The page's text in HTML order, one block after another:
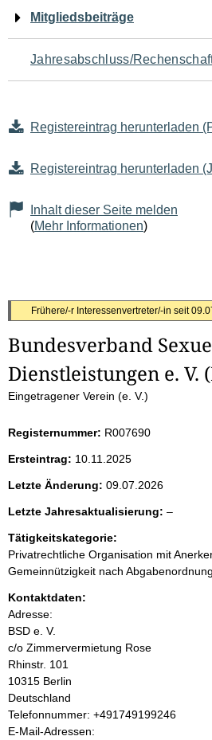
Mitgliedsbeiträge
Jahresabschluss/
Registereintrag herunterladen
Registereintrag herunterladen
Inhalt dieser Seite melden
(Mehr Informationen)
S
e
i
e
n
i
n
h
a
l
t
Frühere/-r Interessenvertreter/-in seit
Bundesverband
Dienstleistungen e. V.
Eingetragener Verein (e. V.)
Registernummer: R007690
Ersteintrag: 10.11.2025
Letzte Änderung: 09.07.2026
Letzte Jahresaktualisierung: –l
r
Tätigkeitskategorie:
Privatrechtliche Organisation mit
Gemeinnützigkeit nach Abgabenordnung
Kontaktdaten:
Adresse:
BSD e. V.
c/o Zimmervermietung Rose
Rhinstr. 101
10315 Berlin
Deutschland
K
o
Telefonnummer: +491749199246
E-Mail-Adressen: